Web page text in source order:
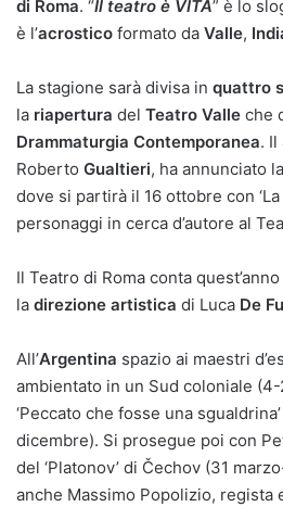
di Roma. “Il teatro è VITA” è lo
è l’acrostico formato da Valle,
La stagione sarà divisa in quattro
la riapertura del Teatro Valle che
Drammaturgia Contemporanea. Il
Roberto Gualtieri, ha annunciato
dove si partirà il 16 ottobre con
personaggi in cerca d’autore al
Il Teatro di Roma conta quest’anno
la direzione artistica di Luca De
All’Argentina spazio ai maestri
ambientato in un Sud coloniale
‘Peccato che fosse una
dicembre). Si prosegue poi con
del ‘Platonov’ di Čechov (31
anche Massimo Popolizio, regista